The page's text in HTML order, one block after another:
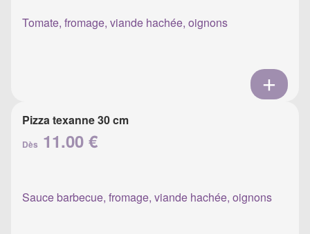
Tomate, fromage, viande hachée, oignons
Pizza texanne 30 cm
Dès 11.00 €
Sauce barbecue, fromage, viande hachée, oignons